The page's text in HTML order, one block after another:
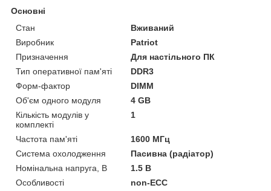
Основні
Стан
Вживаний
Виробник
Patriot
Призначення
Для настільного ПК
Тип оперативної пам'яті
DDR3
Форм-фактор
DIMM
Об'єм одного модуля
4 GB
Кількість модулів у
комплекті
1
Частота пам'яті
1600 МГц
Система охолодження
Пасивна (радіатор)
Номінальна напруга, В
1.5 В
Особливості
non-ECC